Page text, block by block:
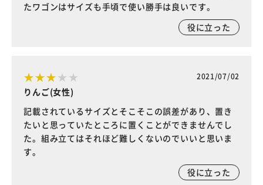
たワゴンはサイズも手頃で使い勝手は良いです。
役に立った
2021/07/02
りんご(女性)
記載されているサイズとそこそこの誤差があり、置き
たいと思っていたところに置くことができませんでし
た。組み立てはそれほど難しくないのでいいと思いま
す。
役に立った